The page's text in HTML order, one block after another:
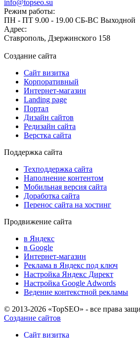
info@topseo.su
Режим работы:
ПН - ПТ 9.00 - 19.00 СБ-ВС Выходной
Адрес:
Ставрополь, Дзержинского 158
Создание сайта
Сайт визитка
Корпоративный
Интернет-магазин
Landing page
Портал
Дизайн сайтов
Редизайн сайта
Верстка сайта
Поддержка сайта
Техподдержка сайта
Наполнение контентом
Мобильная версия сайта
Доработка сайта
Перенос сайта на хостинг
Продвижение сайта
в Яндекс
в Google
Интернет-магазин
Реклама в Яндекс под ключ
Настройка Яндекс Директ
Настройка Google Adwords
Ведение контекстной рекламы
© 2013-2026 «TopSEO» - все права
Создание сайтов
Сайт визитка